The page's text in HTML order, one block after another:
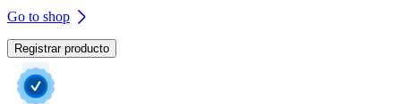
Go to shop
Registrar producto